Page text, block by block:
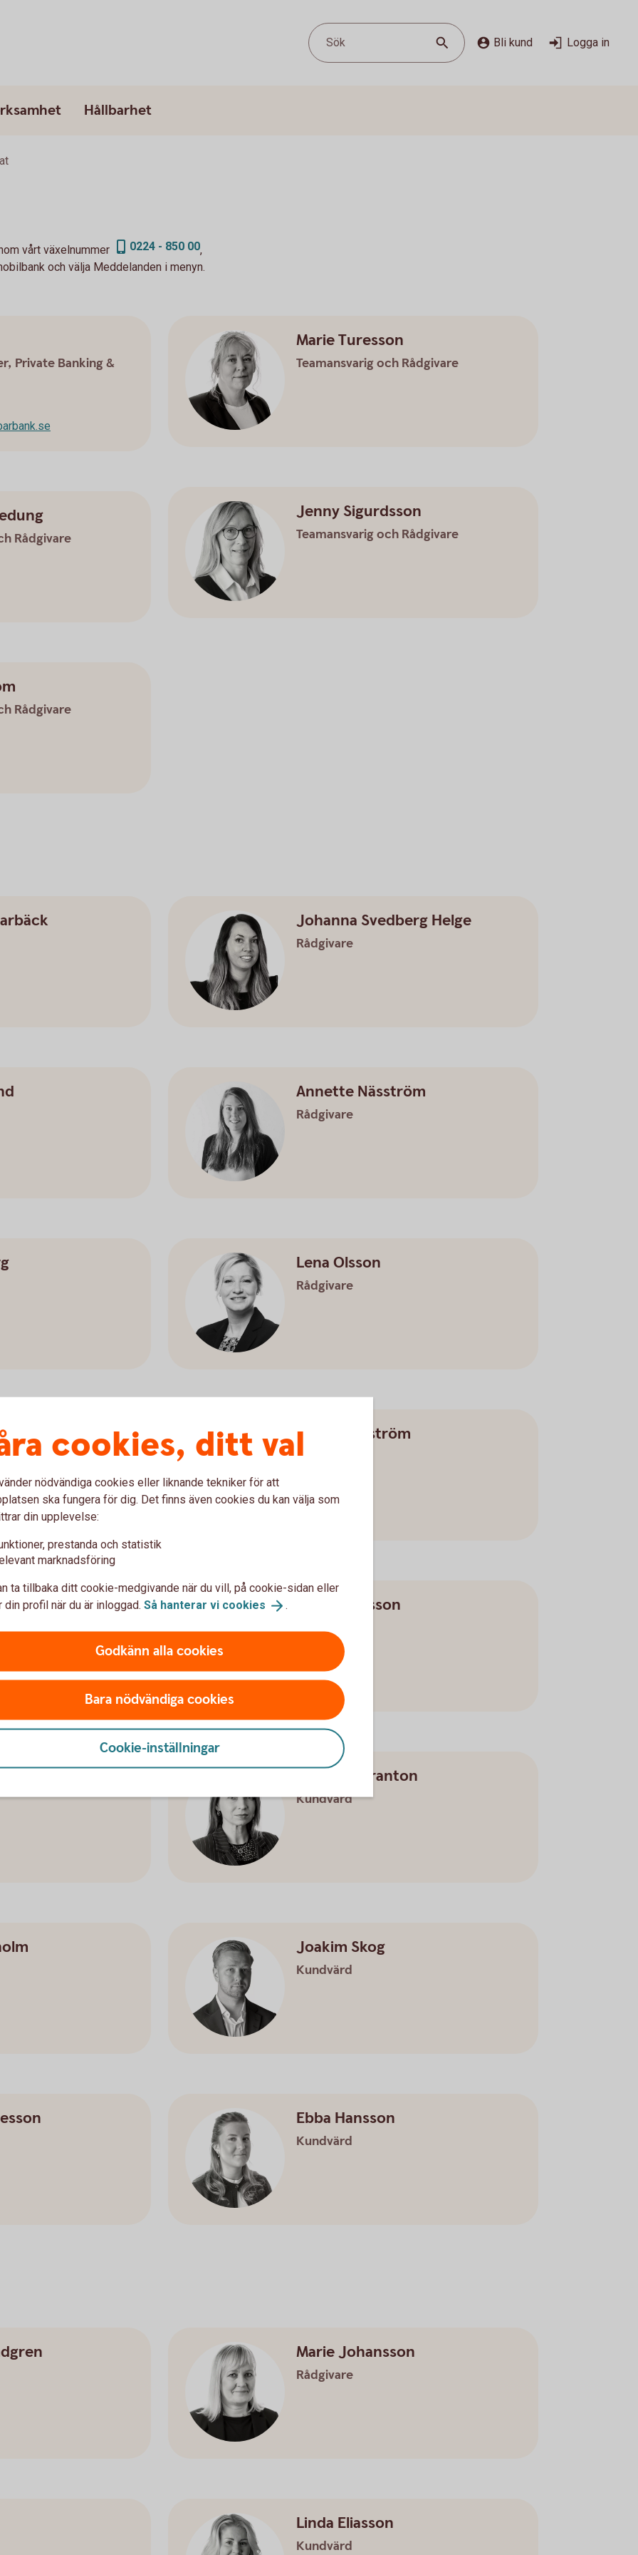
Sök Bli kund Logga in
Hållbarhet
vårt växelnummer 0224 - 850 00,
och välja Meddelanden i menyn.
Private Banking &
Rådgivare
Rådgivare
Marie Turesson
Teamansvarig och Rådgivare
Jenny Sigurdsson
Teamansvarig och Rådgivare
Bjurling
Johanna Svedberg Helge
Rådgivare
Annette Näsström
Rådgivare
Lena Olsson
Rådgivare
Markus Elfström
Rådgivare
Niklas Ericsson
Rådgivare
Tetiana Duranton
Kundvärd
Joakim Skog
Kundvärd
Ebba Hansson
Kundvärd
Marie Johansson
Rådgivare
Linda Eliasson
Kundvärd
cookies, ditt val
nödvändiga cookies eller liknande tekniker för att
ska fungera för dig. Det finns även cookies du kan välja som
din upplevelse:
prestanda och statistik
marknadsföring
ta tillbaka ditt cookie-medgivande när du vill, på cookie-sidan eller
din profil när du är inloggad. Så hanterar vi cookies .
Godkänn alla cookies
Bara nödvändiga cookies
Cookie-inställningar